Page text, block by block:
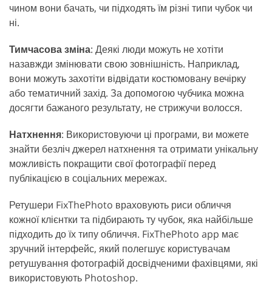
чином вони бачать, чи підходять їм різні типи чубок чи
ні.
Тимчасова зміна: Деякі люди можуть не хотіти
назавжди змінювати свою зовнішність. Наприклад,
вони можуть захотіти відвідати костюмовану вечірку
або тематичний захід. За допомогою чубчика можна
досягти бажаного результату, не стрижучи волосся.
Натхнення: Використовуючи ці програми, ви можете
знайти безліч джерел натхнення та отримати унікальну
можливість покращити свої фотографії перед
публікацією в соціальних мережах.
Ретушери FixThePhoto враховують риси обличчя
кожної клієнтки та підбирають ту чубок, яка найбільше
підходить до їх типу обличчя. FixThePhoto app має
зручний інтерфейс, який полегшує користувачам
ретушування фотографій досвідченими фахівцями, які
використовують Photoshop.